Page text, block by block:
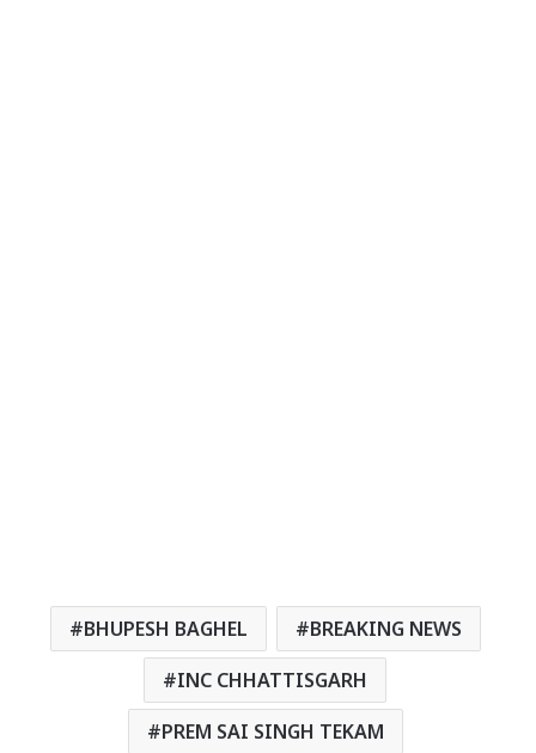
BHUPESH BAGHEL
BREAKING NEWS
INC CHHATTISGARH
PREM SAI SINGH TEKAM